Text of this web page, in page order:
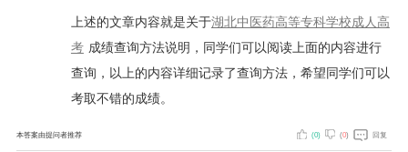
上述的文章内容就是关于湖北中医药高等专科学校成人高
考 成绩查询方法说明，同学们可以阅读上面的内容进行
查询，以上的内容详细记录了查询方法，希望同学们可以
考取不错的成绩。
本答案由提问者推荐 (0) (0) 回复